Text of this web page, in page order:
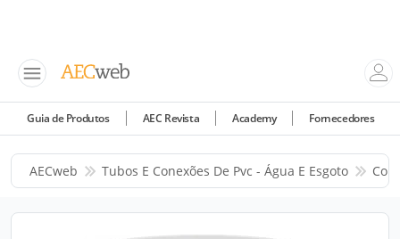
Guia de Produtos AEC Revista Academy Fornecedores
AECweb Tubos E Conexões De Pvc - Água E Esgoto